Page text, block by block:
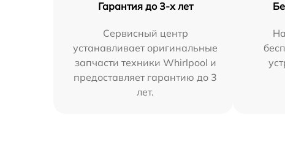
Гарантия до 3-х лет
Сервисный центр
устанавливает оригинальные
запчасти техники Whirlpool и
предоставляет гарантию до 3
лет.